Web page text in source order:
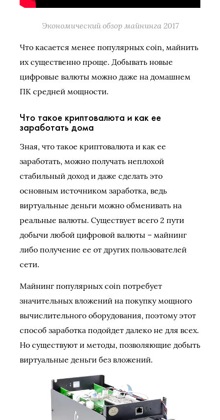
Экономический обзор майнинга 2017
Что касается менее популярных coin, майнить
их существенно проще. Добывать новые
цифровые валюты можно даже на домашнем
ПК средней мощности.
Что такое криптовалюта и как ее
заработать дома
Зная, что такое криптовалюта и как ее
заработать, можно получать неплохой
стабильный доход и даже сделать это
основным источником заработка, ведь
виртуальные деньги можно обменивать на
реальные валюты. Существует всего 2 пути
добычи любой цифровой валюты – майнинг
либо получение ее от других пользователей
сети.
Майнинг популярных coin потребует
значительных вложений на покупку мощного
вычислительного оборудования, поэтому этот
способ заработка подойдет далеко не для всех.
Но существуют и методы, позволяющие добыть
виртуальные деньги без вложений.